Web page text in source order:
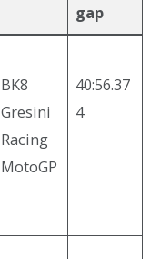
gap
BK8
Gresini
Racing
MotoGP
40:56.37
4